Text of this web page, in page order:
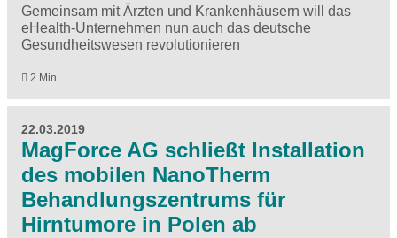
Gemeinsam mit Ärzten und Krankenhäusern will das
eHealth-Unternehmen nun auch das deutsche
Gesundheitswesen revolutionieren
2 Min
22.03.2019
MagForce AG schließt Installation
des mobilen NanoTherm
Behandlungszentrums für
Hirntumore in Polen ab